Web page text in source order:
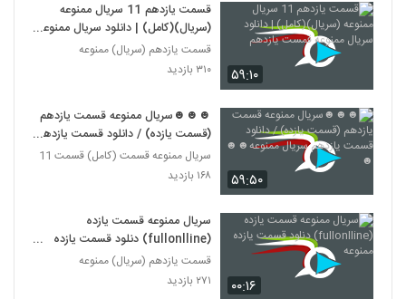
۵۹:۱۰
قسمت یازدهم 11 سریال ممنوعه
(سریال)(کامل) | دانلود سریال ممنوعه
قمست یازدهم
قسمت یازدهم (سریال) ممنوعه
۳۱۰ بازدید
۵۹:۵۰
☻☻☻سریال ممنوعه قسمت یازدهم
(قسمت یازده) / دانلود قسمت یازدهم
سریال ممنوعه☻☻☻
سریال ممنوعه قسمت (کامل) قسمت 11
۱۶۸ بازدید
۰۰:۱۶
سریال ممنوعه قسمت یازده
(fullonlline) دنلود قسمت یازده
ممنوعه
قسمت یازدهم (سریال) ممنوعه
۲۷۱ بازدید